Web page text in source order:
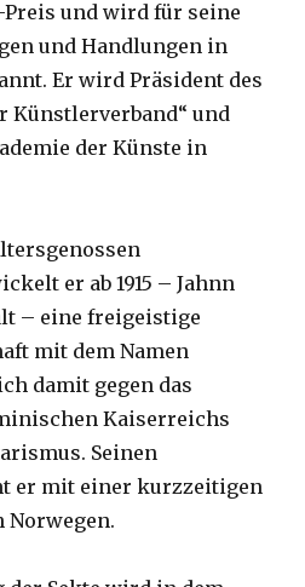
und wird für seine
und Handlungen in
Er wird Präsident des
Künstlerverband“ und
der Künste in
er ab 1915 – Jahnn
– eine freigeistige
mit dem Namen
damit gegen das
Kaiserreichs
Seinen
er mit einer kurzzeitigen
Norwegen.